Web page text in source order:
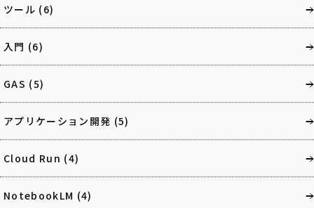
ツール (6)
入門 (6)
GAS (5)
アプリケーション開発 (5)
Cloud Run (4)
NotebookLM (4)